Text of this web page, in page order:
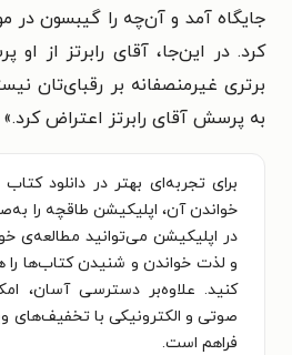
جایگاه آمد و آن‌چه را گیبسون در
کرد. در این‌جا، آقای رابرتز از او
برتری غیرمنصفانه بر رقبای‌تان
به پرسش آقای رابرتز اعتراض کرد.»
برای تجربه‌ای بهتر در دانلود
خواندن آن، اپلیکیشن طاقچه را
در اپلیکیشن می‌توانید مطالعه‌ی
و لذت خواندن و شنیدن کتاب‌ها
کنید. علاوه‌بر دسترسی آسان،
صوتی و الکترونیکی با تخفیف‌های
فراهم است.